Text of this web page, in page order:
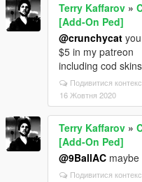
Terry Kaffarov »
[Add-On Ped]
@crunchycat
$5 in my patreon
including cod skins
Подивитися
16 Жовтня 2020
Terry Kaffarov »
[Add-On Ped]
@9BallAC
Подивитися